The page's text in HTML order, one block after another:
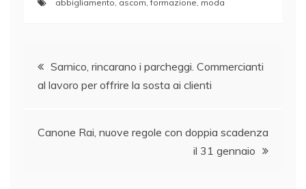
b
o
k
dI
n
at
A
p
vi
di
abbigliamento, ascom,formazione, moda
Navigazione
articoli
Sarnico, rincarano i parcheggi. Commercianti
al lavoro per offrire la sosta ai clienti
Canone Rai, nuove regole con doppia scadenza
il 31 gennaio